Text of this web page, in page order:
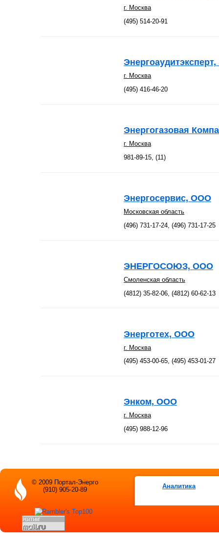
г. Москва
(495) 514-20-91
г. Москва
(495) 416-46-20
Энергогазовая
г. Москва
981-89-15, (11)
Энергосервис, ООО
Московская область
(496) 731-17-24, (496) 731-17-25
ЭНЕРГОСОЮЗ, ООО
Смоленская область
(4812) 35-82-06, (4812) 60-62-13
Энерготех, ООО
г. Москва
(495) 453-00-65, (495) 453-01-27
Энком, ООО
г. Москва
(495) 988-12-96
Аналитика
© 2009 Портал-Энерго
(910) 905-20-89